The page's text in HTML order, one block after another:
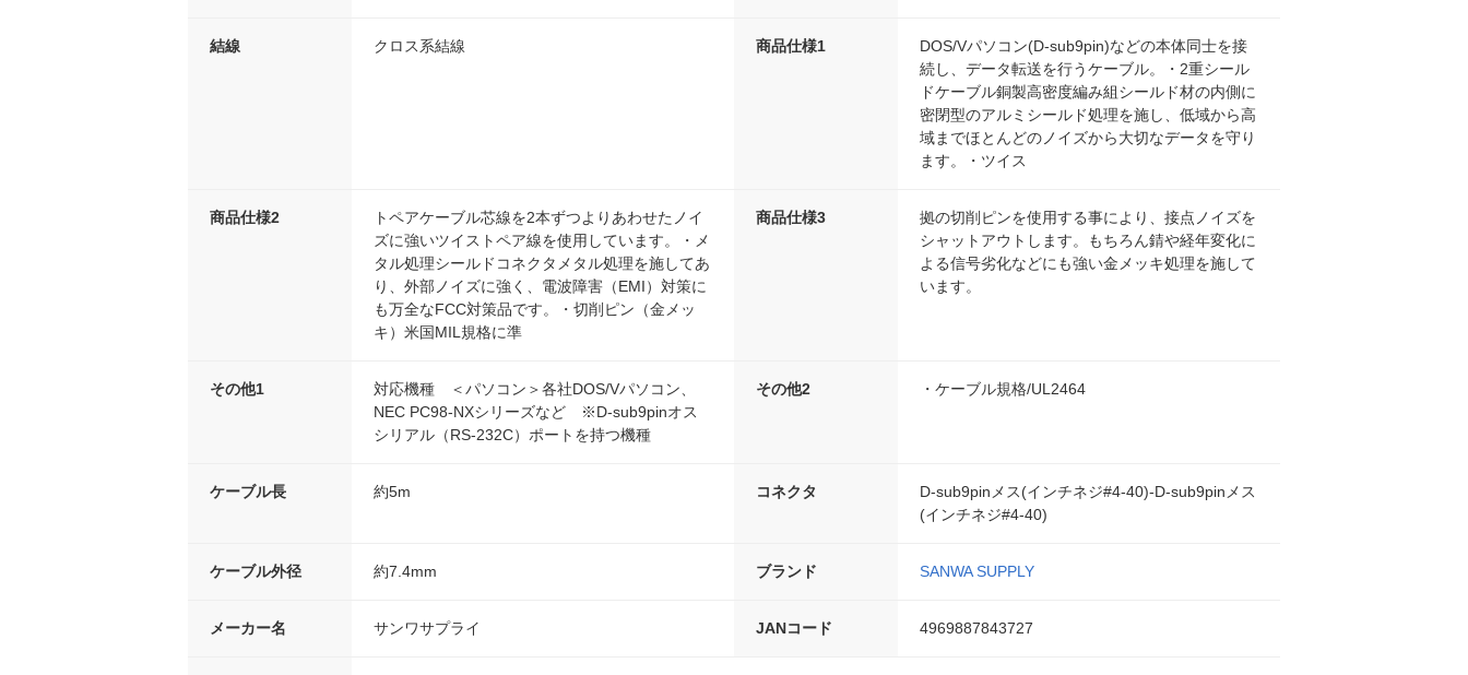
結線 クロス系結線 商品仕様1
DOS/Vパソコン(D-sub9pin)などの本体同士を接
続し、データ転送を行うケーブル。・2重シール
ドケーブル銅製高密度編み組シールド材の内側に
密閉型のアルミシールド処理を施し、低域から高
域までほとんどのノイズから大切なデータを守り
ます。・ツイス
商品仕様2
トペアケーブル芯線を2本ずつよりあわせたノイ
ズに強いツイストペア線を使用しています。・メ
タル処理シールドコネクタメタル処理を施してあ
り、外部ノイズに強く、電波障害（EMI）対策に
も万全なFCC対策品です。・切削ピン（金メッ
キ）米国MIL規格に準
商品仕様3
拠の切削ピンを使用する事により、接点ノイズを
シャットアウトします。もちろん錆や経年変化に
よる信号劣化などにも強い金メッキ処理を施して
います。
その他1
対応機種 ＜パソコン＞各社DOS/Vパソコン、
NEC PC98-NXシリーズなど ※D-sub9pinオス
シリアル（RS-232C）ポートを持つ機種
その他2 ・ケーブル規格/UL2464
ケーブル長 約5m コネクタ
D-sub9pinメス(インチネジ#4-40)-D-sub9pinメス
(インチネジ#4-40)
ケーブル外径 約7.4mm ブランド SANWA SUPPLY
メーカー名 サンワサプライ JANコード 4969887843727